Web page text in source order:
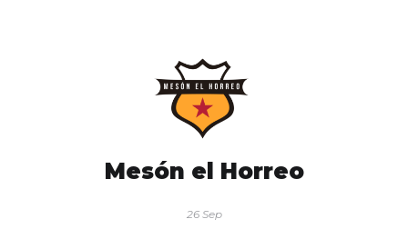
Mesón el Horreo
26 Sep